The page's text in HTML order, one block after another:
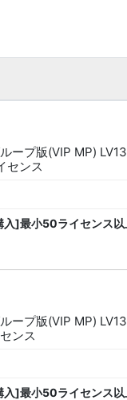
ープ版(VIP MP) LV13
センス
]最小50ライセンス以
ープ版(VIP MP) LV13
ンス
]最小50ライセンス以